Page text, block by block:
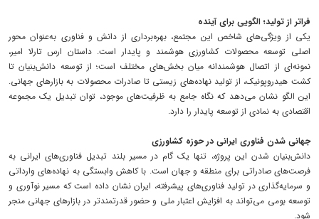
فراتر از تولید؛ الگویی برای آینده
یکی از ویژگی‌های شاخص این مجتمع، بهره‌برداری از دانش و فناوری به‌عنوان محور
اصلی توسعه محصولات کشاورزی هوشمند و پایدار است. داستان ارس تارلا امیر،
نمونه‌ای از اتصال هوشمندانه میان بخش‌های مختلف است؛ از توسعه دانش‌بنیان تا
کشت هیدروپونیک، از تولید نهاده‌های زیستی تا صادرات محصولات به بازارهای جهانی.
این الگو نشان می‌دهد که نگاه جامع به ظرفیت‌های موجود، توان تبدیل یک مجموعه
اقتصادی به نمادی از توسعه پایدار را دارد.
جهانی شدن فناوری ایرانی در حوزه کشاورزی
دانش‌بنیان شدن این پروژه، تنها یک گام در مسیر بلند تبدیل فناوری‌های ایرانی به
فرصت‌های صادراتی برای منطقه و جهان است. با کاهش وابستگی به نهاده‌های وارداتی
و سرمایه‌گذاری در تولید فناوری‌های پیشرفته، ایران نشان داده است که مسیر نوآوری و
توسعه بومی می‌تواند به افزایش اعتبار ملی و حضور قدرتمندتر در بازارهای جهانی منجر
شود.